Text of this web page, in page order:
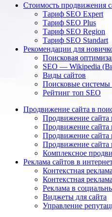
Стоимость продвижения
Тариф SEO Expert
Тариф SEO Plus
Тариф SEO Region
Тариф SEO Standart
Рекомендации для
Поисковая
SEO — Wikipedia
Виды сайтов
Поисковые системы
Рейтинг топ SEO
Продвижение сайта в
Продвижение сайта
Продвижение сайта
Продвижение сайта
Продвижение сайта
Комплексное
Реклама сайтов в
Контекстная
Контекстная
Реклама в
Виджеты для сайта
Управление